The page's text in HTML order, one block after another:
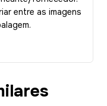
entre as imagens